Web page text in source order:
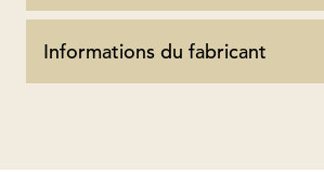
Informations du fabricant